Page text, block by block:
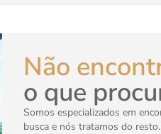
Não
o que
Somos especializados em
busca e nós tratamos do resto.